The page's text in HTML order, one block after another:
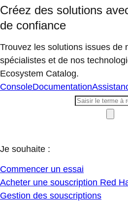
Créez des solutions
de confiance
Trouvez les solutions issues de
spécialistes et de nos
Ecosystem Catalog.
ConsoleDocumentation
Je souhaite :
Commencer un essai
Acheter une souscription Red
Gestion des souscriptions